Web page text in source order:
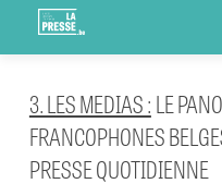
LA PRESSE.BE
MISSIONS
OMQ
3. LES MEDIAS : LE
FRANCOPHONES
PRESSE QUOTIDIENNE